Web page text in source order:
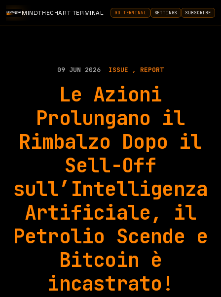
MINDTHECHART TERMINAL GO TERMINAL SETTINGS SUBSCRIBE
09 JUN 2026 ISSUE REPORT
Le Azioni
Prolungano il
Rimbalzo Dopo il
Sell-Off
sull’Intelligenza
Artificiale, il
Petrolio Scende e
Bitcoin è
incastrato!